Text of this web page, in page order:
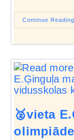
Continue Reading
🥈vieta